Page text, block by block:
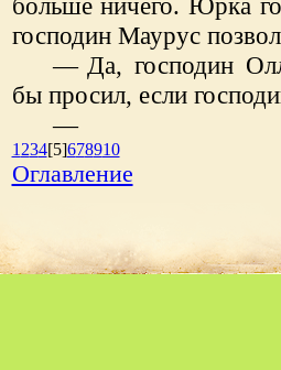
больше ничего. Юрка
господин Маурус
— Да, господин
бы просил, если
—
1 234[5]678910
Оглавление